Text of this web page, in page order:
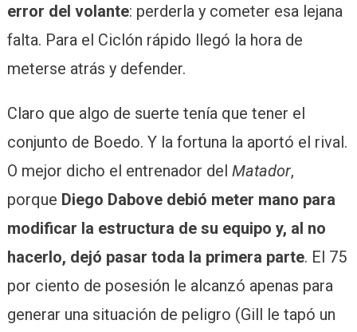
error del volante: perderla y cometer esa lejana
falta. Para el Ciclón rápido llegó la hora de
meterse atrás y defender.
Claro que algo de suerte tenía que tener el
conjunto de Boedo. Y la fortuna la aportó el rival.
O mejor dicho el entrenador del Matador,
porque Diego Dabove debió meter mano para
modificar la estructura de su equipo y, al no
hacerlo, dejó pasar toda la primera parte. El 75
por ciento de posesión le alcanzó apenas para
generar una situación de peligro (Gill le tapó un